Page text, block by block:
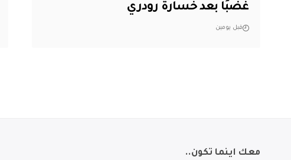
غضبًا بعد خسارة رودري
قبل يومين
معك اينما تكون..